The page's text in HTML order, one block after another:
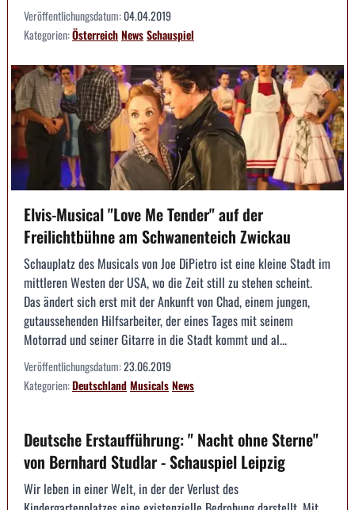
Veröffentlichungsdatum:04.04.2019
Kategorien:ÖsterreichNewsSchauspiel
Elvis-Musical "Love Me Tender" auf der
Freilichtbühne am Schwanenteich Zwickau
Schauplatz des Musicals von Joe DiPietro ist eine kleine Stadt im
mittleren Westen der USA, wo die Zeit still zu stehen scheint.
Das ändert sich erst mit der Ankunft von Chad, einem jungen,
gutaussehenden Hilfsarbeiter, der eines Tages mit seinem
Motorrad und seiner Gitarre in die Stadt kommt und al...
Veröffentlichungsdatum:23.06.2019
Kategorien:DeutschlandMusicalsNews
Deutsche Erstaufführung: " Nacht ohne Sterne"
von Bernhard Studlar - Schauspiel Leipzig
Wir leben in einer Welt, in der der Verlust des